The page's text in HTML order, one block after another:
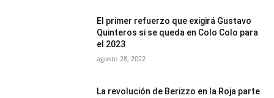
El primer refuerzo que exigirá Gustavo
Quinteros si se queda en Colo Colo para
el 2023
agosto 28, 2022
La revolución de Berizzo en la Roja parte